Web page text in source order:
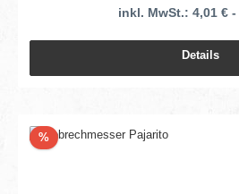
inkl. MwSt.: 4,01 € -
Details
%Rabatt